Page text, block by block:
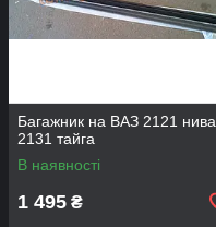
Багажник на ВАЗ 2121 нива
2131 тайга
В наявності
1 495 ₴